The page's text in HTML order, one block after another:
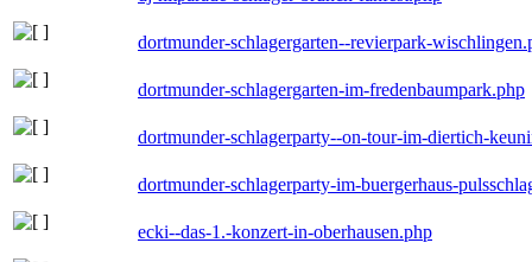
dortmunder-schlagergarten--revierpark-
dortmunder-schlagergarten-im-fredenbaumpark.php
dortmunder-schlagerparty--on-tour-im-diertich-
dortmunder-schlagerparty-im-buergerhaus-
ecki--das-1.-konzert-in-oberhausen.php